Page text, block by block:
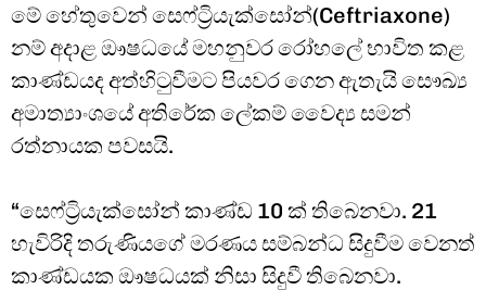
මේ හේතුවෙන් සෙෆ්ට්‍රියැක්සෝන්(Ceftriaxone)
නම් අදාළ ඖෂධයේ මහනුවර රෝහලේ භාවිත කළ
කාණ්ඩයද අත්හිටුවීමට පියවර ගෙන ඇතැයි සෞඛ්‍ය
අමාත්‍යාංශයේ අතිරේක ලේකම් වෛද්‍ය සමන්
රත්නායක පවසයි.
“සෙෆ්ට්‍රියැක්සෝන් කාණ්ඩ 10 ක් තිබෙනවා. 21
හැවිරිදි තරුණියගේ මරණය සම්බන්ධ සිදුවීම වෙනත්
කාණ්ඩයක ඖෂධයක් නිසා සිදුවී තිබෙනවා.